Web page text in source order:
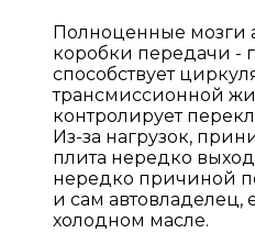
Полноценные мозги
коробки передачи -
способствует
трансмиссионной
контролирует
Из-за нагрузок,
плита нередко
нередко причиной
и сам автовладелец,
холодном масле.